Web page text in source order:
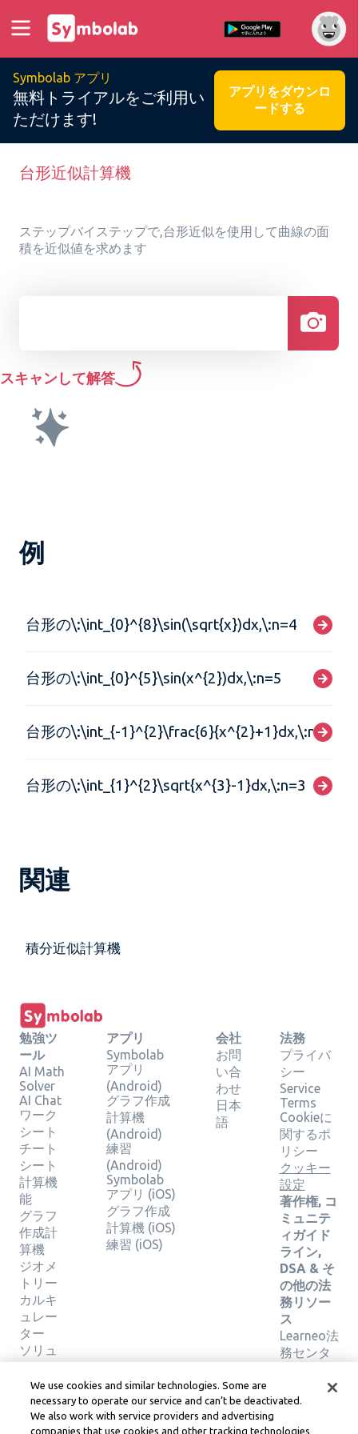
Symbolab アプリ
無料トライアルをご利用い
ただけます!
アプリをダウンロ
ードする
台形近似計算機
ステップバイステップで,台形近似を使用して曲線の面
積を近似値を求めます
スキャンして解答
例
台形の\:\int_{0}^{8}\sin(\sqrt{x})dx,\:n=4
台形の\:\int_{0}^{5}\sin(x^{2})dx,\:n=5
台形の\:\int_{-1}^{2}\frac{6}{x^{2}+1}dx,\:n=3
台形の\:\int_{1}^{2}\sqrt{x^{3}-1}dx,\:n=3
関連
積分近似計算機
勉強ツ
ール
AI Math
Solver
AI Chat
ワーク
シート
チート
シート
計算機
能
グラフ
作成計
算機
ジオメ
トリー
カルキ
ュレー
ター
ソリュ
ーショ
ンの検
証
アプリ
Symbolab
アプリ
(Android)
グラフ作成
計算機
(Android)
練習
(Android)
Symbolab
アプリ (iOS)
グラフ作成
計算機 (iOS)
練習 (iOS)
会社
お問
い合
わせ
日本
語
法務
プライバ
シー
Service
Terms
Cookieに
関するポ
リシー
クッキー
設定
著作権, コ
ミュニテ
ィガイド
ライン,
DSA & そ
の他の法
務リソー
ス
Learneo法
務センタ
サービス
We use cookies and similar technologies. Some are
necessary to operate our service and can’t be deactivated.
We also work with service providers and advertising
companies that use cookies and other tracking technologies